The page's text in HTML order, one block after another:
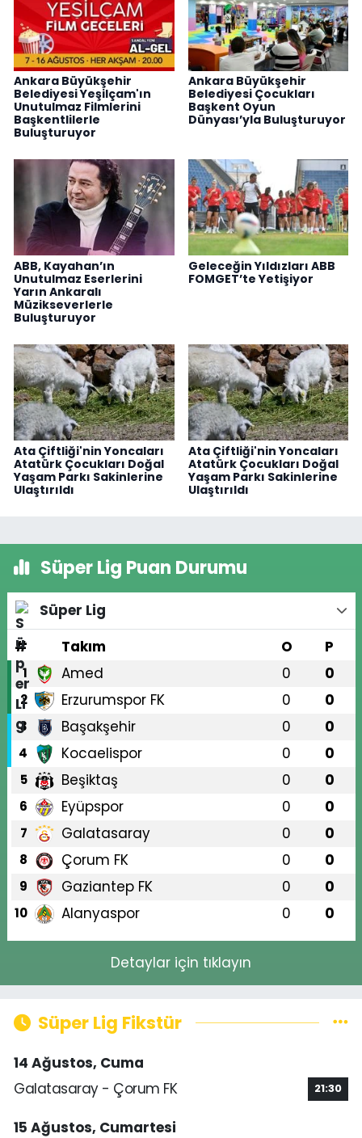
Ankara Büyükşehir
Belediyesi Yeşilçam'ın
Unutulmaz Filmlerini
Başkentlilerle
Buluşturuyor
Ankara Büyükşehir
Belediyesi Çocukları
Başkent Oyun
Dünyası’yla Buluşturuyor
ABB, Kayahan’ın
Unutulmaz Eserlerini
Yarın Ankaralı
Müzikseverlerle
Buluşturuyor
Geleceğin Yıldızları ABB
FOMGET’te Yetişiyor
Ata Çiftliği'nin Yoncaları
Atatürk Çocukları Doğal
Yaşam Parkı Sakinlerine
Ulaştırıldı
Ata Çiftliği'nin Yoncaları
Atatürk Çocukları Doğal
Yaşam Parkı Sakinlerine
Ulaştırıldı
Süper Lig Puan Durumu
Süper Lig
#
Takım O P
1 Amed 0 0
2 Erzurumspor FK 0 0
3 Başakşehir 0 0
4 Kocaelispor 0 0
5 Beşiktaş 0 0
6 Eyüpspor 0 0
7 Galatasaray 0 0
8 Çorum FK 0 0
9 Gaziantep FK 0 0
10 Alanyaspor 0 0
Detaylar için tıklayın
Süper Lig Fikstür
14 Ağustos, Cuma
Galatasaray - Çorum FK
21:30
15 Ağustos, Cumartesi